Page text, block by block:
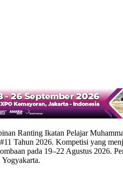
Ranting Ikatan Pelajar
Tahun 2026. Kompetisi yang
pada 19–22 Agustus 2026.